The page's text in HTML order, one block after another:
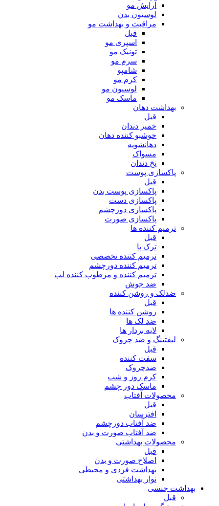
آرایش مو
لوسیون بدن
مراقبت و بهداشت مو
قبل
اسپری مو
تونیک مو
سرم مو
شامپو
کرم مو
لوسیون مو
ماسک مو
بهداشت دهان
قبل
خمیر دندان
خوشبو کننده دهان
دهانشویه
مسواک
نخ دندان
پاکسازی پوست
قبل
پاکسازی پوست بدن
پاکسازی دست
پاکسازی دورچشم
پاکسازی صورت
ترمیم کننده ها
قبل
ترک پا
ترمیم کننده تخصصی
ترمیم کننده دورچشم
ترمیم کننده و مرطوب کننده لب
ضد جوش
ضدلک و روشن کننده
قبل
روشن کننده ها
ضد لک ها
لایه بردار ها
لیفتینگ و ضد چروک
قبل
سفت کننده
ضدچروک
کرم روز و شب
ماسک دور چشم
محصولات آفتاب
قبل
افترسان
ضد آفتاب دورچشم
ضد آفتاب صورت و بدن
محصولات بهداشتی
قبل
اصلاح صورت و بدن
بهداشت فردی و محیطی
نوار بهداشتی
بهداشت جنسی
قبل